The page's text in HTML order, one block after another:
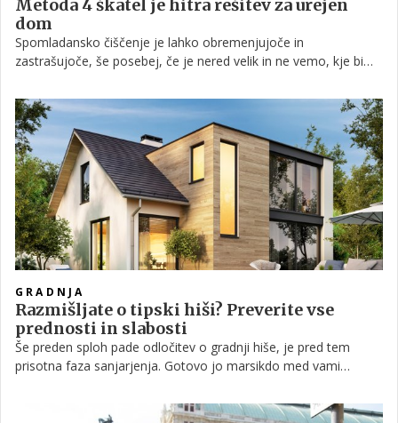
Metoda 4 škatel je hitra rešitev za urejen
dom
Spomladansko čiščenje je lahko obremenjujoče in
zastrašujoče, še posebej, če je nered velik in ne vemo, kje bi
sistem, s katerim delo lažje obvladujemo. Če ste v zadnjem
času svoj dom nekoliko zanemarili, je čas, da ga spravite v red
z metodo '4 škatel'.
GRADNJA
Razmišljate o tipski hiši? Preverite vse
prednosti in slabosti
Še preden sploh pade odločitev o gradnji hiše, je pred tem
prisotna faza sanjarjenja. Gotovo jo marsikdo med vami
proste trenutke in na spletu brskate po spletnih straneh